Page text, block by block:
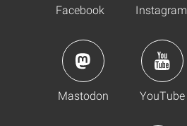
Facebook Instagram
Mastodon YouTube